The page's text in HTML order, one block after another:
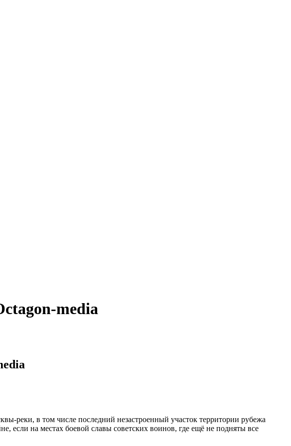
media
реки, в том числе последний незастроенный участок территории рубежа
если на местах боевой славы советских воинов, где ещё не подняты все